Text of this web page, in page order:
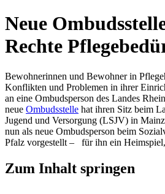
Neue
Rechte
Bewohnerinnen und Bewohner in
Konflikten und Problemen in ihrer
an eine Ombudsperson des Landes
neue Ombudsstelle hat ihren Sitz beim
Jugend und Versorgung (LSJV) in
nun als neue Ombudsperson beim
Pfalz vorgestellt – für ihn ein
Zum Inhalt springen